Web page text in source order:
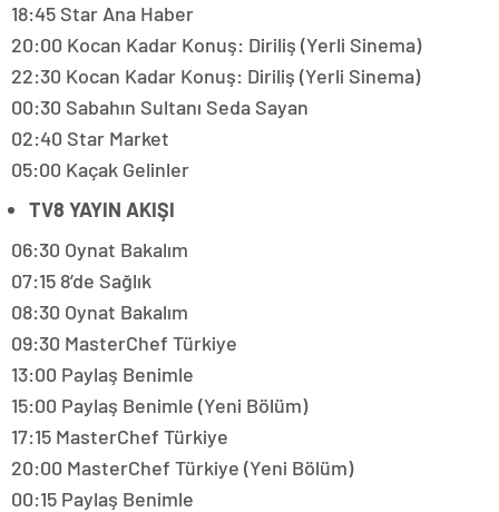
18:45 Star Ana Haber
20:00 Kocan Kadar Konuş: Diriliş (Yerli Sinema)
22:30 Kocan Kadar Konuş: Diriliş (Yerli Sinema)
00:30 Sabahın Sultanı Seda Sayan
02:40 Star Market
05:00 Kaçak Gelinler
TV8 YAYIN AKIŞI
06:30 Oynat Bakalım
07:15 8’de Sağlık
08:30 Oynat Bakalım
09:30 MasterChef Türkiye
13:00 Paylaş Benimle
15:00 Paylaş Benimle (Yeni Bölüm)
17:15 MasterChef Türkiye
20:00 MasterChef Türkiye (Yeni Bölüm)
00:15 Paylaş Benimle